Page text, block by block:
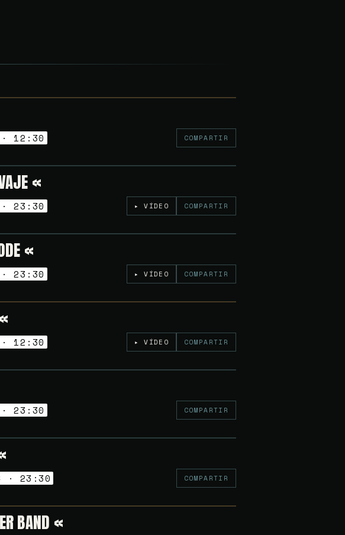
· 12:30 COMPARTIR
«
23:30 ▸ VÍDEO COMPARTIR
«
23:30 ▸ VÍDEO COMPARTIR
· 12:30 ▸ VÍDEO COMPARTIR
23:30 COMPARTIR
· 23:30 COMPARTIR
BAND «